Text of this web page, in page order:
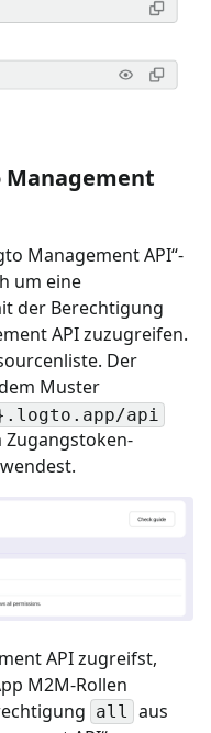
Management API“-
um eine
der Berechtigung
API zuzugreifen.
Der
Muster
api
Zugangstoken-
API zugreifst,
M2M-Rollen
all aus